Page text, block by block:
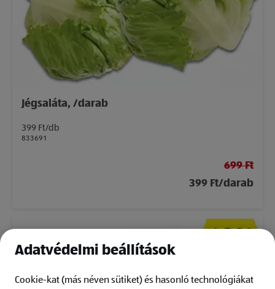
Jégsaláta, /darab
399 Ft/db
833691
699 Ft
399 Ft/darab
Adatvédelmi beállítások
Cookie-kat (más néven sütiket) és hasonló technológiákat